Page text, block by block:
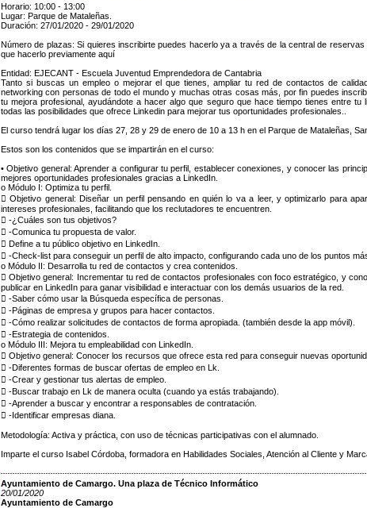
Horario: 10:00 - 13:00
Lugar: Parque de Mataleñas.
Duración: 27/01/2020 - 29/01/2020
Número de plazas: Si quieres inscribirte puedes hacerlo ya a través de la central de
que hacerlo previamente aquí
Entidad: EJECANT - Escuela Juventud Emprendedora de Cantabria
Tanto si buscas un empleo o mejorar el que tienes, ampliar tu red de contactos de
networking con personas de todo el mundo y muchas otras cosas más, por fin puedes
tu mejora profesional, ayudándote a hacer algo que seguro que hace tiempo tienes entre
todas las posibilidades que ofrece Linkedin para mejorar tus oportunidades profesionales..
El curso tendrá lugar los días 27, 28 y 29 de enero de 10 a 13 h en el Parque de Mataleñas,
Estos son los contenidos que se impartirán en el curso:
• Objetivo general: Aprender a configurar tu perfil, establecer conexiones, y conocer las
mejores oportunidades profesionales gracias a LinkedIn.
o Módulo I: Optimiza tu perfil.
 Objetivo general: Diseñar un perfil pensando en quién lo va a leer, y optimizarlo para
intereses profesionales, facilitando que los reclutadores te encuentren.
 -¿Cuáles son tus objetivos?
 -Comunica tu propuesta de valor.
 Define a tu público objetivo en LinkedIn.
 -Check-list para conseguir un perfil de alto impacto, configurando cada uno de los puntos
o Módulo II: Desarrolla tu red de contactos y crea contenidos.
 Objetivo general: Incrementar tu red de contactos profesionales con foco estratégico, y
publicar en LinkedIn para ganar visibilidad e interactuar con los demás usuarios de la red.
 -Saber cómo usar la Búsqueda específica de personas.
 -Páginas de empresa y grupos para hacer contactos.
 -Cómo realizar solicitudes de contactos de forma apropiada. (también desde la app móvil).
 -Estrategia de contenidos.
o Módulo III: Mejora tu empleabilidad con LinkedIn.
 Objetivo general: Conocer los recursos que ofrece esta red para conseguir nuevas
 -Diferentes formas de buscar ofertas de empleo en Lk.
 -Crear y gestionar tus alertas de empleo.
 -Buscar trabajo en Lk de manera oculta (cuando ya estás trabajando).
 -Aprender a buscar y encontrar a responsables de contratación.
 -Identificar empresas diana.
Metodología: Activa y práctica, con uso de técnicas participativas con el alumnado.
Imparte el curso Isabel Córdoba, formadora en Habilidades Sociales, Atención al Cliente y
Ayuntamiento de Camargo. Una plaza de Técnico Informático
20/01/2020
Ayuntamiento de Camargo